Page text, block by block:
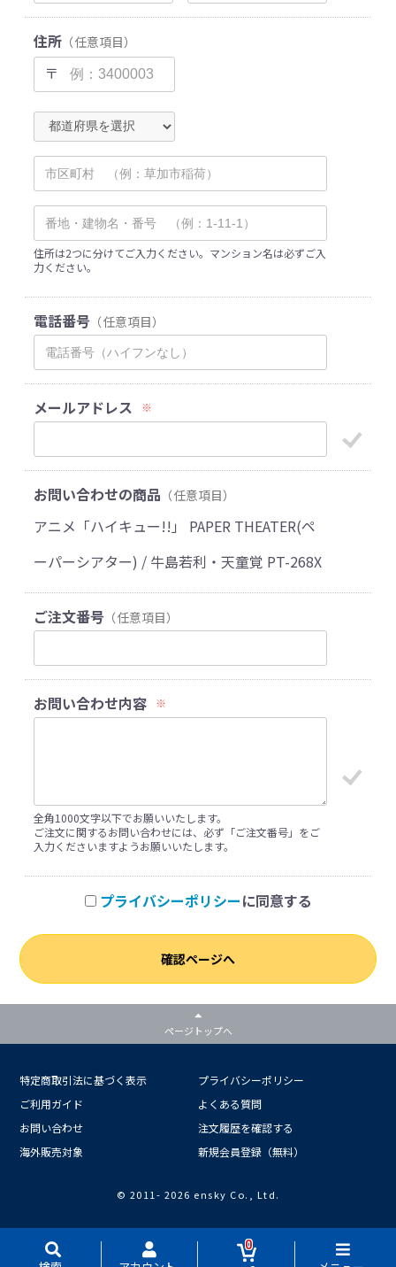
住所 （任意項目）
〒
住所は2つに分けてご入力ください。マンション名は必ずご入
力ください。
電話番号 （任意項目）
メールアドレス ※
お問い合わせの商品 （任意項目）
アニメ「ハイキュー!!」 PAPER THEATER(ペ
ーパーシアター) / 牛島若利・天童覚 PT-268X
ご注文番号 （任意項目）
お問い合わせ内容 ※
全角1000文字以下でお願いいたします。
ご注文に関するお問い合わせには、必ず「ご注文番号」をご
入力くださいますようお願いいたします。
プライバシーポリシーに同意する
確認ページへ
0
ページトップへ
特定商取引法に基づく表示
プライバシーポリシー
ご利用ガイド
よくある質問
お問い合わせ
注文履歴を確認する
海外販売対象
新規会員登録（無料）
© 2011- 2026 ensky Co., Ltd.